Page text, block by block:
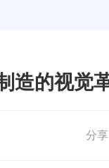
造的视觉
分享